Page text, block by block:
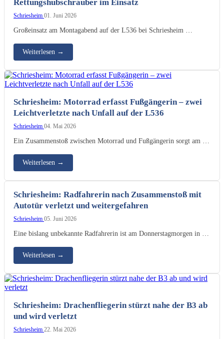
Rettungshubschrauber im Einsatz
Schriesheim 01. Juni 2026
Großeinsatz am Montagabend auf der L536 bei Schriesheim …
Weiterlesen →
Schriesheim: Motorrad erfasst Fußgängerin – zwei
Leichtverletzte nach Unfall auf der L536
Schriesheim 04. Mai 2026
Ein Zusammenstoß zwischen Motorrad und Fußgängerin sorgt am …
Weiterlesen →
Schriesheim: Radfahrerin nach Zusammenstoß mit
Autotür verletzt und weitergefahren
Schriesheim 05. Juni 2026
Eine bislang unbekannte Radfahrerin ist am Donnerstagmorgen in …
Weiterlesen →
Schriesheim: Drachenfliegerin stürzt nahe der B3 ab
und wird verletzt
Schriesheim 22. Mai 2026